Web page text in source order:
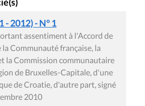
- 2012) - N° 1
assentiment à l'Accord de
Communauté française, la
la Commission communautaire
de Bruxelles-Capitale, d'une
de Croatie, d'autre part, signé
2010